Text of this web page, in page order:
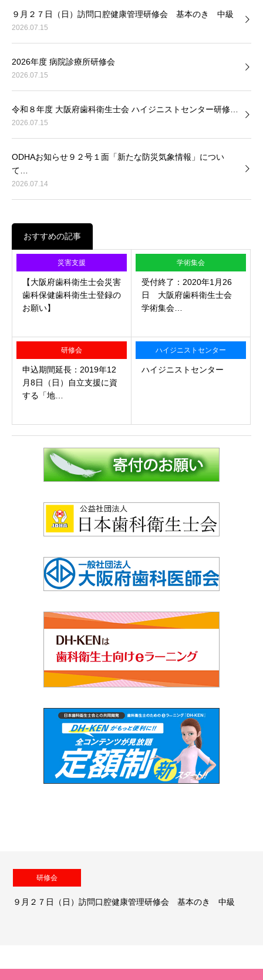
９月２７日（日）訪問口腔健康管理研修会 基本のき 中級
2026.07.15
2026年度 病院診療所研修会
2026.07.15
令和８年度 大阪府歯科衛生士会 ハイジニストセンター研修…
2026.07.15
ODHAお知らせ９２号１面「新たな防災気象情報」につい
て…
2026.07.14
おすすめの記事
災害支援
【大阪府歯科衛生士会災害
歯科保健歯科衛生士登録の
お願い】
学術集会
受付終了：2020年1月26
日 大阪府歯科衛生士会
学術集会…
研修会
申込期間延長：2019年12
月8日（日）自立支援に資
する「地…
ハイジニストセンター
ハイジニストセンター
研修会
９月２７日（日）訪問口腔健康管理研修会 基本のき 中級